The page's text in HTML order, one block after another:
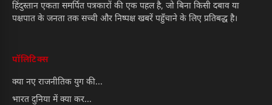
हिंदुस्तान एकता समर्पित पत्रकारों की एक पहल है, जो बिना किसी दबाव या
पक्षपात के जनता तक सच्ची और निष्पक्ष खबरें पहुँचाने के लिए प्रतिबद्ध है।
पॉलिटिक्स
क्या नए राजनीतिक युग की...
भारत दुनिया में क्या कर...